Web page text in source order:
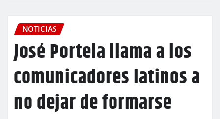
NOTICIAS
José Portela llama a los
comunicadores latinos a
no dejar de formarse